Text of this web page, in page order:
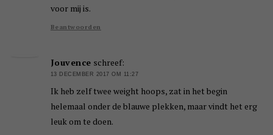
voor mij is.
Beantwoorden
Jouvence schreef:
13 DECEMBER 2017 OM 11:27
Ik heb zelf twee weight hoops, zat in het begin
helemaal onder de blauwe plekken, maar vindt het erg
leuk om te doen.